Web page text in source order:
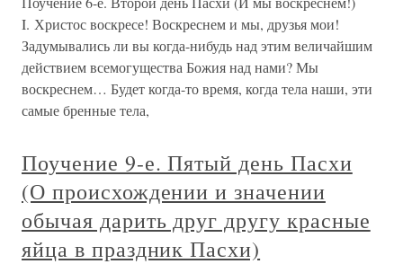
I. Христос воскресе! Воскреснем и мы, друзья мои!
Задумывались ли вы когда-нибудь над этим величайшим
действием всемогущества Божия над нами? Мы
воскреснем… Будет когда-то время, когда тела наши, эти
самые бренные тела,
Поучение 9-е. Пятый день Пасхи
(О происхождении и значении
обычая дарить друг другу красные
яйца в праздник Пасхи)